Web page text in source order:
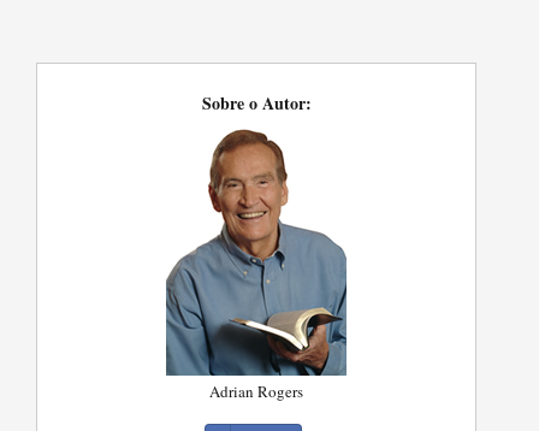
Sobre o Autor:
Adrian Rogers